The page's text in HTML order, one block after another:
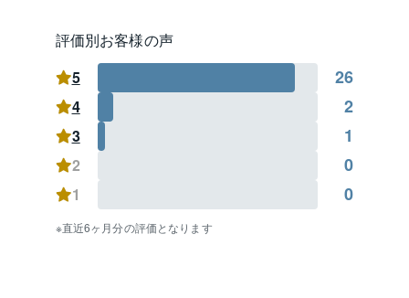
す。
評価別お客様の声
5
26
4 2
3 1
2 0
1 0
直近6ヶ月分の評価となります